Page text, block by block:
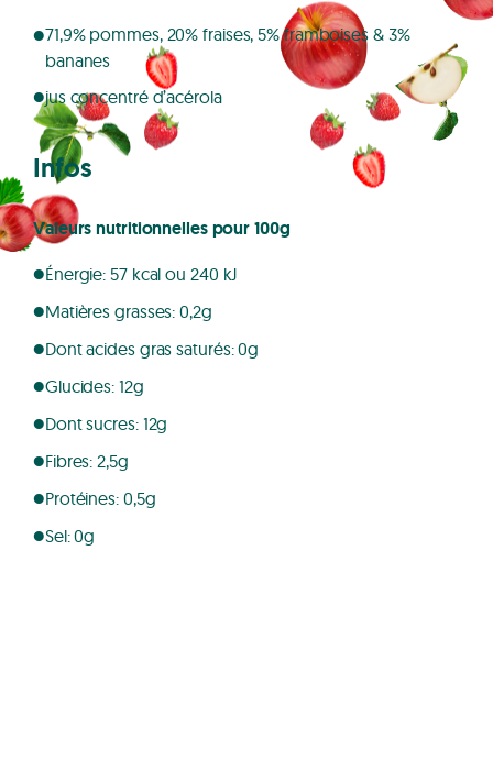
71,9% pommes, 20% fraises, 5% framboises & 3%
bananes
jus concentré d’acérola
Infos
Valeurs nutritionnelles pour 100g
Énergie: 57 kcal ou 240 kJ
Matières grasses: 0,2g
Dont acides gras saturés: 0g
Glucides: 12g
Dont sucres: 12g
Fibres: 2,5g
Protéines: 0,5g
Sel: 0g